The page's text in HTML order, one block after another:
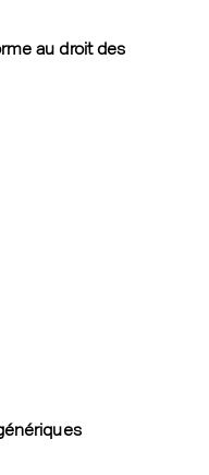
au droit des